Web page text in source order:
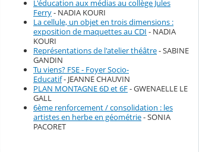
L'éducation aux médias au collège Jules
Ferry- NADIA KOURI
La cellule, un objet en trois dimensions :
exposition de maquettes au CDI - NADIA
KOURI
Représentations de l'atelier théâtre- SABINE
GANDIN
Tu viens? FSE - Foyer Socio-
Educatif- JEANNE CHAUVIN
PLAN MONTAGNE 6D et 6F- GWENAELLE LE
GALL
6ème renforcement / consolidation : les
artistes en herbe en géométrie- SONIA
PACORET